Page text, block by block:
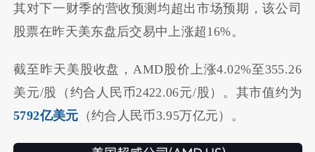
其对下一财季的营收预测均超出市场预期，该公司
股票在昨天美东盘后交易中上涨超16%。
截至昨天美股收盘，AMD股价上涨4.02%至355.26
美元/股（约合人民币2422.06元/股）。其市值约为
5792亿美元 （约合人民币3.95万亿元）。